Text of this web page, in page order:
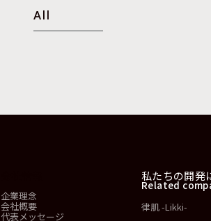
All
企業理念
会社概要
代表メッセージ
私たちの開発
Related
律肌 -Likki-